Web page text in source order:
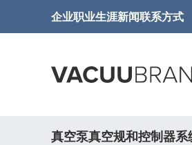
企业职业生涯新闻联系方式
真空泵真空规和控制器系